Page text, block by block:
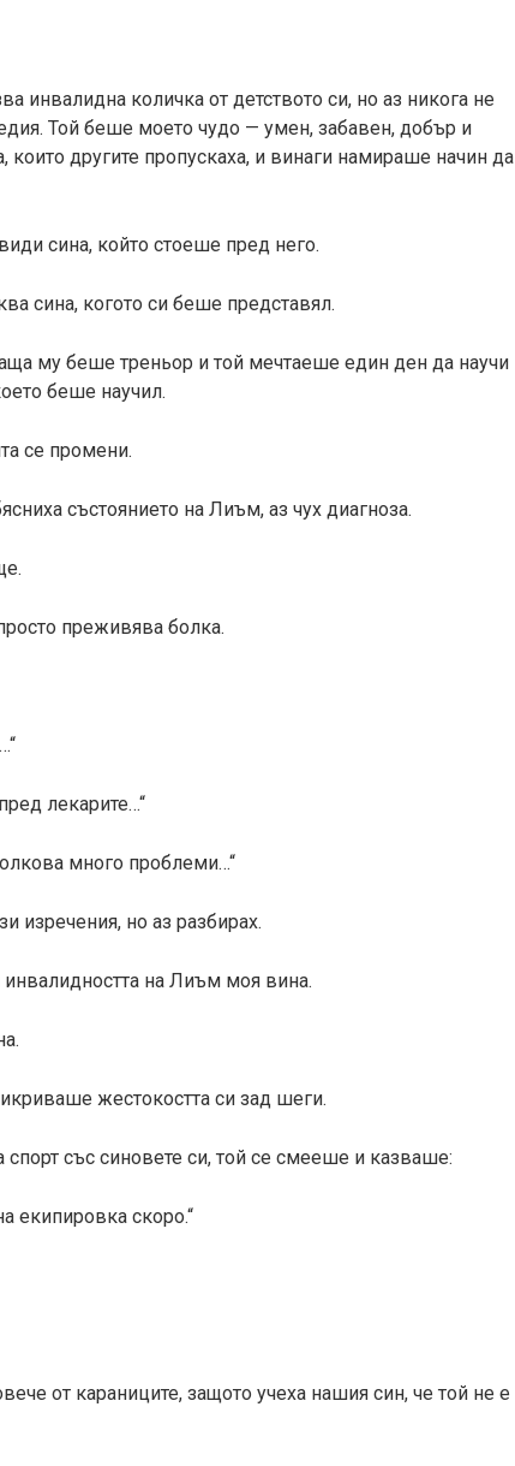
инвалидна количка от детството си, но аз никога не
Той беше моето чудо — умен, забавен, добър и
другите пропускаха, и винаги намираше начин да
сина, който стоеше пред него.
сина, когото си беше представял.
му беше треньор и той мечтаеше един ден да научи
беше научил.
се промени.
състоянието на Лиъм, аз чух диагноза.
преживява болка.
лекарите…“
много проблеми…“
изречения, но аз разбирах.
на Лиъм моя вина.
жестокостта си зад шеги.
спорт със синовете си, той се смееше и казваше:
екипировка скоро.“
от караниците, защото учеха нашия син, че той не е